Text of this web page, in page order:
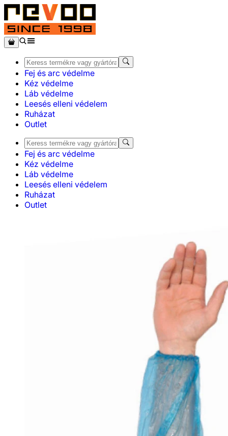
Fej és arc védelme
Kéz védelme
Láb védelme
Leesés elleni védelem
Ruházat
Outlet
Fej és arc védelme
Kéz védelme
Láb védelme
Leesés elleni védelem
Ruházat
Outlet